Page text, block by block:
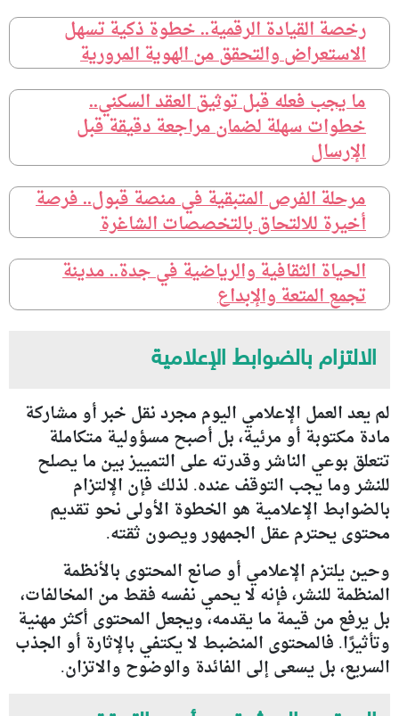
رخصة القيادة الرقمية.. خطوة ذكية تسهل
الاستعراض والتحقق من الهوية المرورية
ما يجب فعله قبل توثيق العقد السكني..
خطوات سهلة لضمان مراجعة دقيقة قبل
الإرسال
مرحلة الفرص المتبقية في منصة قبول.. فرصة
أخيرة للالتحاق بالتخصصات الشاغرة
الحياة الثقافية والرياضية في جدة.. مدينة
تجمع المتعة والإبداع
الالتزام بالضوابط الإعلامية
لم يعد العمل الإعلامي اليوم مجرد نقل خبر أو مشاركة
مادة مكتوبة أو مرئية، بل أصبح مسؤولية متكاملة
تتعلق بوعي الناشر وقدرته على التمييز بين ما يصلح
للنشر وما يجب التوقف عنده. لذلك فإن الإلتزام
بالضوابط الإعلامية هو الخطوة الأولى نحو تقديم
محتوى يحترم عقل الجمهور ويصون ثقته.
وحين يلتزم الإعلامي أو صانع المحتوى بالأنظمة
المنظمة للنشر، فإنه لا يحمي نفسه فقط من المخالفات،
بل يرفع من قيمة ما يقدمه، ويجعل المحتوى أكثر مهنية
وتأثيرًا. فالمحتوى المنضبط لا يكتفي بالإثارة أو الجذب
السريع، بل يسعى إلى الفائدة والوضوح والاتزان.